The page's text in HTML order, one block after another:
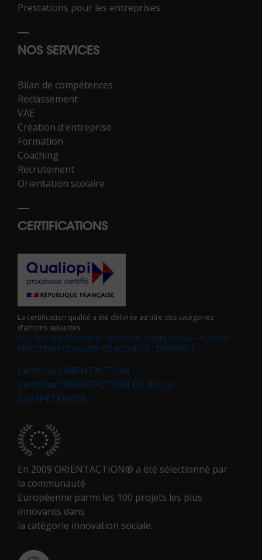
Prestations pour les entreprises
NOS SERVICES
Bilan de compétences
Reclassement
VAE
Création d'entreprise
Formation
Coaching
Recrutement
Orientation scolaire
CERTIFICATIONS
La certification qualité a été délivrée au titre des catégories
d’actions suivantes :
ACTIONS DE FORMATION – BILANS DE COMPÉTENCES–ACTIONS
PERMETTANT DE VALIDER LES ACQUIS DE L’EXPÉRIENCE
Certificat ORIENTACTION
Certificat ORIENTACTION BILAN DE
COMPÉTENCES
En 2009 ORIENTACTION® a été sélectionné par
la communauté
Européenne parmi les 100 projets les plus
innovants dans
la catégorie innovation sociale.